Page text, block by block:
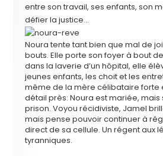
entre son travail, ses enfants, son
défier la justice…
Noura tente tant bien que mal de
bouts. Elle porte son foyer à bout
dans la laverie d’un hôpital, elle
jeunes enfants, les choit et les
même de la mère célibataire forte
détail près: Noura est mariée, mais
prison. Voyou récidiviste, Jamel
mais pense pouvoir continuer à
direct de sa cellule. Un régent aux
tyranniques.